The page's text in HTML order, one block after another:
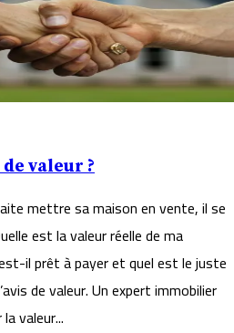
valeur ?
mettre sa maison en vente, il se
est la valeur réelle de ma
il prêt à payer et quel est le juste
de valeur. Un expert immobilier
valeur...